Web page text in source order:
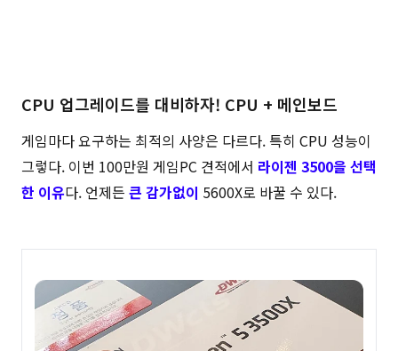
CPU 업그레이드를 대비하자! CPU + 메인보드
게임마다 요구하는 최적의 사양은 다르다. 특히 CPU 성능이
그렇다. 이번 100만원 게임PC 견적에서 라이젠 3500을 선택
한 이유다. 언제든 큰 감가없이 5600X로 바꿀 수 있다.